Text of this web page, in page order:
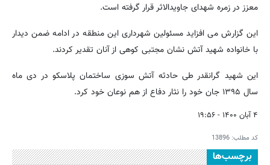
معزز در زمره شهدای جاویدالاثر قرار گرفته است.
این گزارش می افزاید مسئولین شهرداری این منطقه در ادامه ضمن دیدار
با خانواده شهید آتش نشان مجتبی کوهی از آنان تقدیر کردند.
این شهید گرانقدر طی حادثه آتش سوزی ساختمان پلاسکو در دی ماه
سال ۱۳۹۵ جان خود را نثار دفاع از هم نوعان خود کرد.
۴ آبان ۱۴۰۰ - ۱۹:۵۶
کد مطلب: 13896
برچسب‌ها